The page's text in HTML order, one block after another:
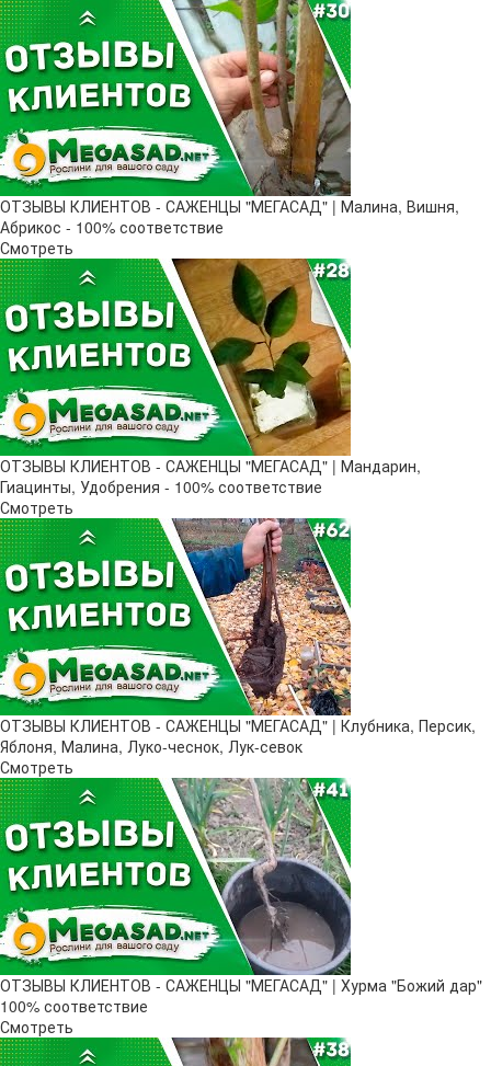
ОТЗЫВЫ КЛИЕНТОВ - САЖЕНЦЫ "МЕГАСАД" | Малина, Вишня,
Абрикос - 100% соответствие
Смотреть
ОТЗЫВЫ КЛИЕНТОВ - САЖЕНЦЫ "МЕГАСАД" | Мандарин,
Гиацинты, Удобрения - 100% соответствие
Смотреть
ОТЗЫВЫ КЛИЕНТОВ - САЖЕНЦЫ "МЕГАСАД" | Клубника, Персик,
Яблоня, Малина, Луко-чеснок, Лук-севок
Смотреть
ОТЗЫВЫ КЛИЕНТОВ - САЖЕНЦЫ "МЕГАСАД" | Хурма "Божий дар" ​
100% соответствие
Смотреть